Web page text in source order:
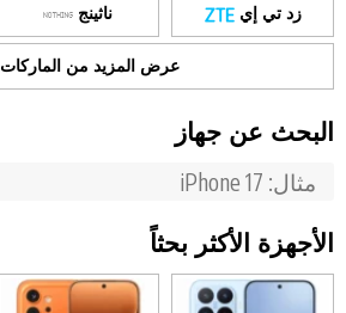
زد تي إي ناثينج
عرض المزيد من الماركات
البحث عن جهاز
الأجهزة الأكثر بحثاً